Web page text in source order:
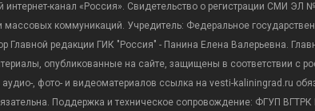
канал «Россия». Свидетельство о регистрации СМИ
коммуникаций. Учредитель: Федеральное
редакции ГИК "Россия" - Панина Елена Валерьевна.
опубликованные на сайте, защищены в соответствии с
, фото- и видеоматериалов ссылка на vesti-kaliningrad.ru
Поддержка и техническое сопровождение: ФГУП